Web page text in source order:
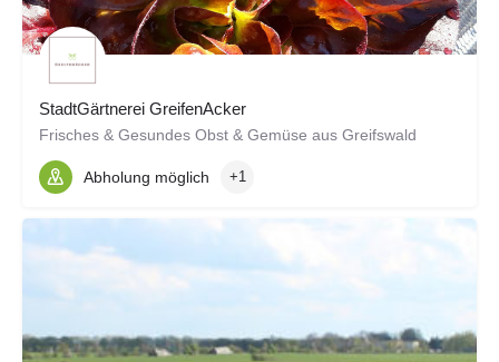
StadtGärtnerei GreifenAcker
Frisches & Gesundes Obst & Gemüse aus Greifswald
Abholung möglich +1